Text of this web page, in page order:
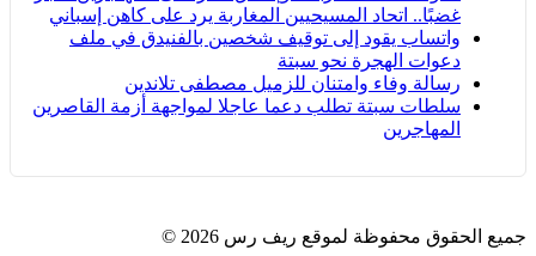
غضبًا.. اتحاد المسيحيين المغاربة يرد على كاهن إسباني
واتساب يقود إلى توقيف شخصين بالفنيدق في ملف
دعوات الهجرة نحو سبتة
رسالة وفاء وامتنان للزميل مصطفى تلاندين
سلطات سبتة تطلب دعما عاجلا لمواجهة أزمة القاصرين
المهاجرين
جميع الحقوق محفوظة لموقع ريف رس 2026 ©